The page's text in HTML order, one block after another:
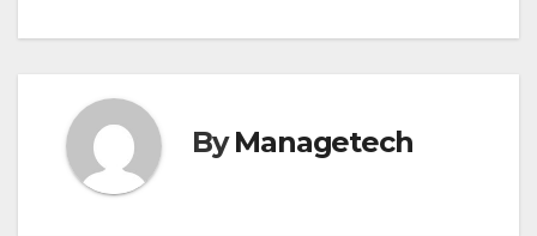
ー
シ
ByManagetech